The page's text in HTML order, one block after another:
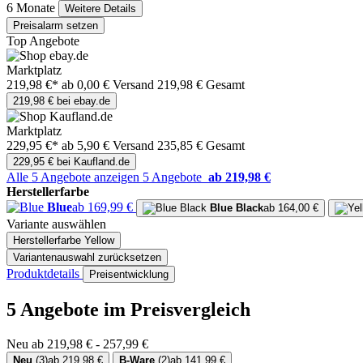
6 Monate
Weitere Details
Preisalarm setzen
Top Angebote
Marktplatz
219,98 €* ab 0,00 € Versand 219,98 € Gesamt
219,98 € bei ebay.de
Marktplatz
229,95 €* ab 5,90 € Versand 235,85 € Gesamt
229,95 € bei Kaufland.de
Alle 5 Angebote anzeigen 5 Angebote ab 219,98 €
Herstellerfarbe
Blueab 169,99 € Blue Blackab 164,00 €
Variante auswählen
Herstellerfarbe Yellow
Variantenauswahl zurücksetzen
Produktdetails Preisentwicklung
5 Angebote im Preisvergleich
Neu ab 219,98 € - 257,99 €
Neu (3)ab 219,98 € B-Ware (2)ab 141,99 €